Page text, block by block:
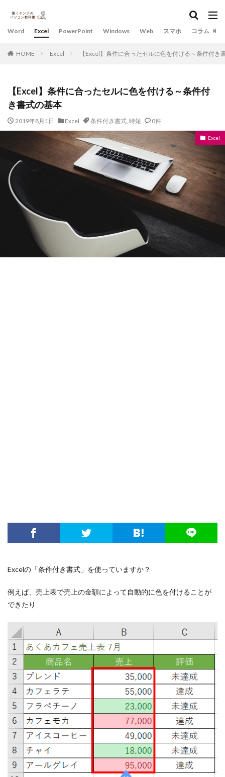
Word Excel PowerPoint Windows Web スマホ コラム
HOME Excel 【Excel】条件に合ったセルに色を付ける～条件付き
【Excel】条件に合ったセルに色を付ける～条件付
き書式の基本
2019年8月1日 Excel 条件付き書式, 時短 0件
Excel
Excelの「条件付き書式」を使っていますか？
例えば、売上表で売上の金額によって自動的に色を付けることが
できたり